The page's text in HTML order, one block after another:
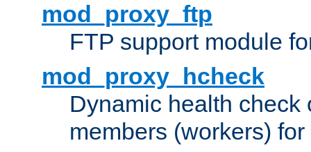
mod_proxy_ftp
FTP support module
mod_proxy_hcheck
Dynamic health check
members (workers) for